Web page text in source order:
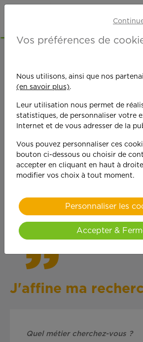
On est
quand on y
cœur !
J'affine ma
Vos préférences de
Nous utilisons, ainsi que nos
(en savoir plus).
Leur utilisation nous permet de
statistiques, de personnaliser votre
Internet et de vous adresser de la
Vous pouvez personnaliser ces
bouton ci-dessous ou choisir de
accepter en cliquant en haut à
modifier vos choix à tout moment.
Personnaliser les
Accepter &